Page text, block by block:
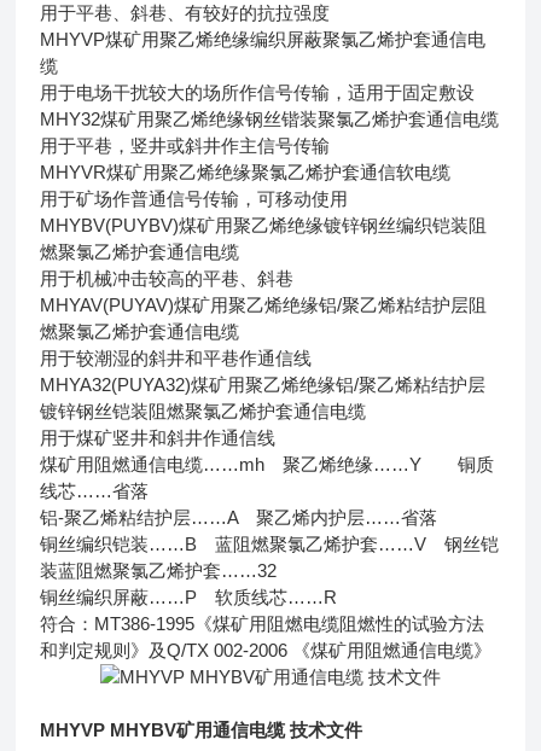
用于平巷、斜巷、有较好的抗拉强度
MHYVP煤矿用聚乙烯绝缘编织屏蔽聚氯乙烯护套通信电
缆
用于电场干扰较大的场所作信号传输，适用于固定敷设
MHY32煤矿用聚乙烯绝缘钢丝锴装聚氯乙烯护套通信电缆
用于平巷，竖井或斜井作主信号传输
MHYVR煤矿用聚乙烯绝缘聚氯乙烯护套通信软电缆
用于矿场作普通信号传输，可移动使用
MHYBV(PUYBV)煤矿用聚乙烯绝缘镀锌钢丝编织铠装阻
燃聚氯乙烯护套通信电缆
用于机械冲击较高的平巷、斜巷
MHYAV(PUYAV)煤矿用聚乙烯绝缘铝/聚乙烯粘结护层阻
燃聚氯乙烯护套通信电缆
用于较潮湿的斜井和平巷作通信线
MHYA32(PUYA32)煤矿用聚乙烯绝缘铝/聚乙烯粘结护层
镀锌钢丝铠装阻燃聚氯乙烯护套通信电缆
用于煤矿竖井和斜井作通信线
煤矿用阻燃通信电缆……mh 聚乙烯绝缘……Y 铜质
线芯……省落
铝-聚乙烯粘结护层……A 聚乙烯内护层……省落
铜丝编织铠装……B 蓝阻燃聚氯乙烯护套……V 钢丝铠
装蓝阻燃聚氯乙烯护套……32
铜丝编织屏蔽……P 软质线芯……R
符合：MT386-1995《煤矿用阻燃电缆阻燃性的试验方法
和判定规则》及Q/TX 002-2006 《煤矿用阻燃通信电缆》
MHYVP MHYBV矿用通信电缆 技术文件